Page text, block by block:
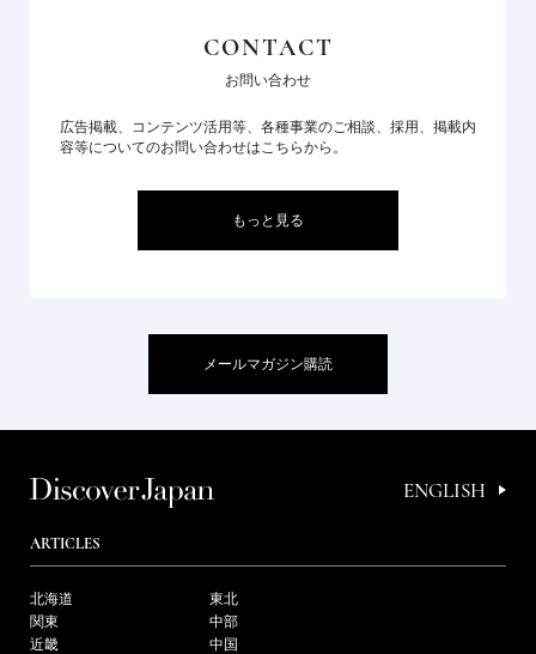
CONTACT
お問い合わせ
広告掲載、コンテンツ活用等、各種事業のご相談、採用、掲載内
容等についてのお問い合わせはこちらから。
もっと見る
メールマガジン購読
ENGLISH
ARTICLES
北海道
東北
関東
中部
近畿
中国